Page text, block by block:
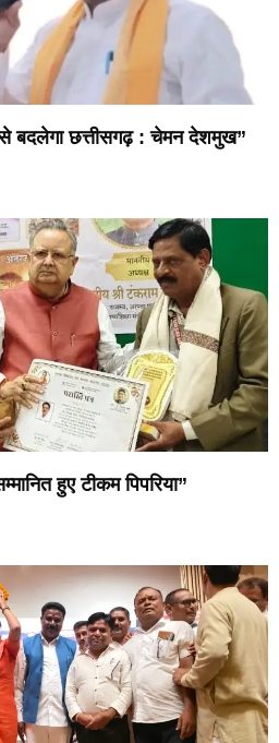
बदलेगा छत्तीसगढ़ : चेमन देशमुख”
हुए टीकम पिपरिया”